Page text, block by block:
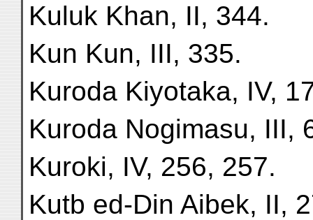
Kuluk Khan, II, 344.
Kun Kun, III, 335.
Kuroda Kiyotaka, IV,
Kuroda Nogimasu, III,
Kuroki, IV, 256, 257.
Kutb ed-Din Aibek, II,